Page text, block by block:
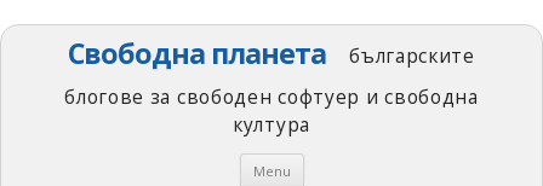
Свободна планета
българските
блогове за свободен софтуер и свободна
култура
Menu Skip